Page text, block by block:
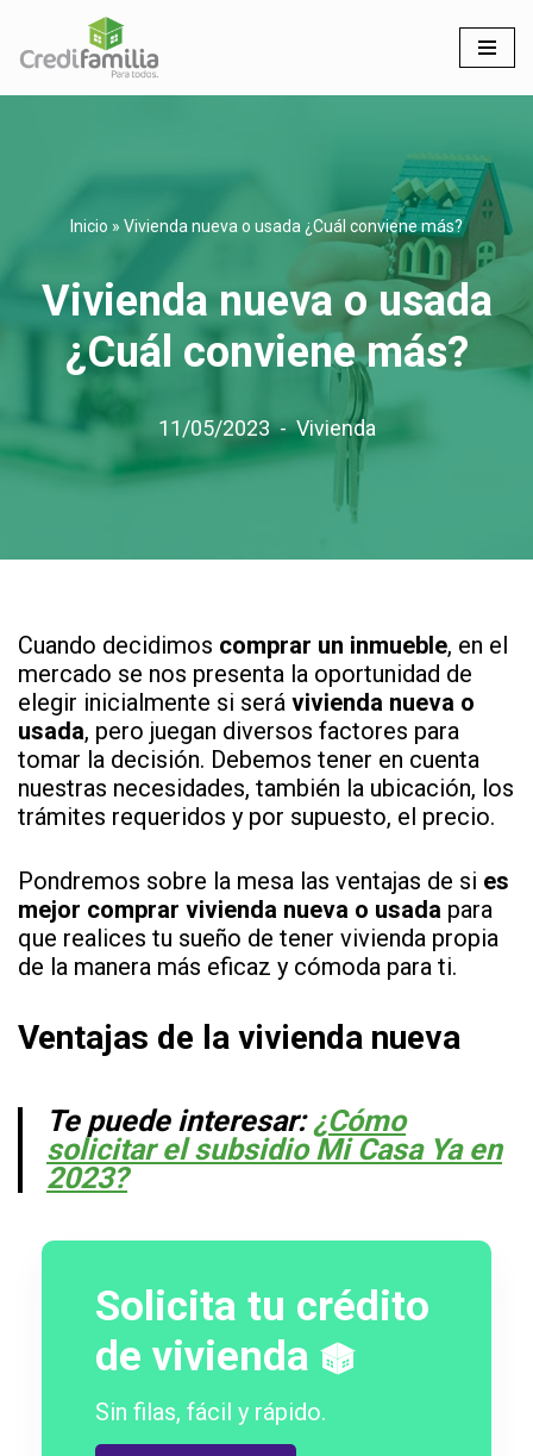
Saltar
al
Inicio » Vivienda nueva o usada ¿Cuál conviene más?
Vivienda nueva o usada
¿Cuál conviene más?
11/05/2023 Vivienda
Cuando decidimos comprar un inmueble, en el
mercado se nos presenta la oportunidad de
elegir inicialmente si será vivienda nueva o
usada, pero juegan diversos factores para
tomar la decisión. Debemos tener en cuenta
nuestras necesidades, también la ubicación, los
trámites requeridos y por supuesto, el precio.
Pondremos sobre la mesa las ventajas de si es
mejor comprar vivienda nueva o usada para
que realices tu sueño de tener vivienda propia
de la manera más eficaz y cómoda para ti.
Ventajas de la vivienda nueva
Te puede interesar:¿Cómo
solicitar el subsidio Mi Casa Ya en
2023?
Solicita tu crédito
de vivienda
Sin filas, fácil y rápido.